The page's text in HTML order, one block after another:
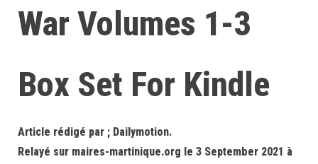
War Volumes 1-3
Box Set For Kindle
Article rédigé par ; Dailymotion.
Relayé sur maires-martinique.org le 3 September 2021 à